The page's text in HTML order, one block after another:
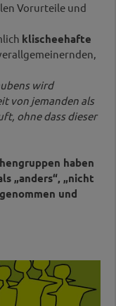
Vorurteile und
klischeehafte
wird
von jemanden als
ohne dass dieser
haben
„anders“, „nicht
und